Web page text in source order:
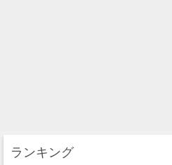
ランキング